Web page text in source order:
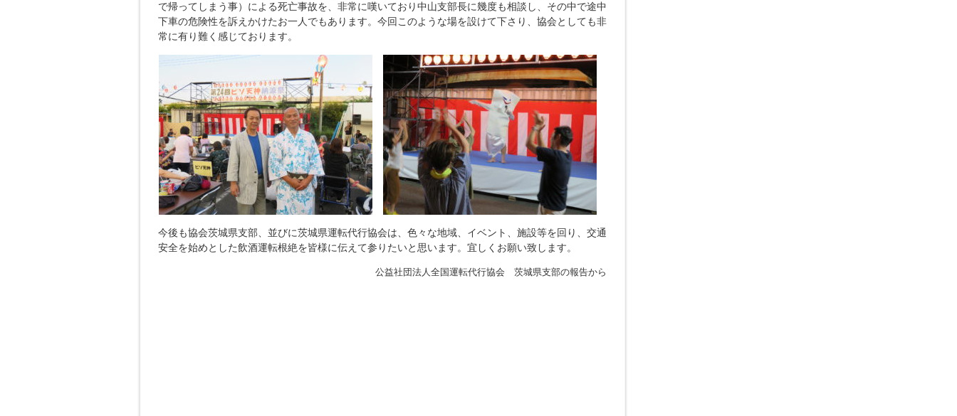
で帰ってしまう事）による死亡事故を、非常に嘆いており中山支部長に幾度も相談し、その中で途中
下車の危険性を訴えかけたお一人でもあります。今回このような場を設けて下さり、協会としても非
常に有り難く感じております。
今後も協会茨城県支部、並びに茨城県運転代行協会は、色々な地域、イベント、施設等を回り、交通
安全を始めとした飲酒運転根絶を皆様に伝えて参りたいと思います。宜しくお願い致します。
公益社団法人全国運転代行協会 茨城県支部の報告から